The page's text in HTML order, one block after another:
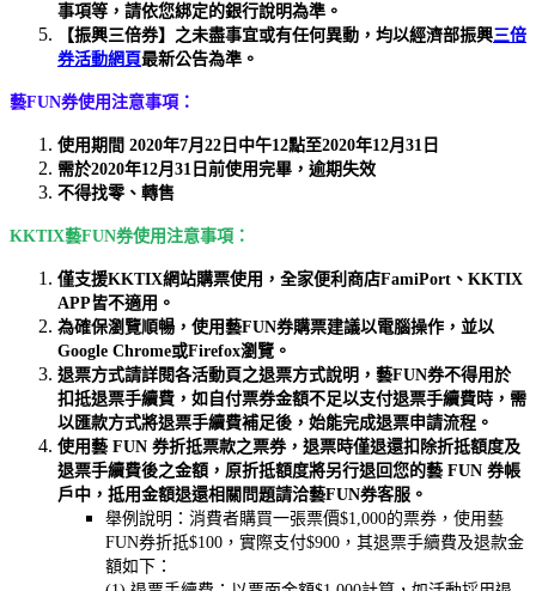
事項等，請依您綁定的銀行說明為準。
【振興三倍券】之未盡事宜或有任何異動，均以經濟部振興三倍
券活動網頁最新公告為準。
藝FUN券使用注意事項 ：
使用期間 2020年7月22日中午12點至2020年12月31日
需於2020年12月31日前使用完畢，逾期失效
不得找零、轉售
KKTIX藝FUN券使用注意事項：
僅支援KKTIX網站購票使用，全家便利商店FamiPort、KKTIX
APP皆不適用。
為確保瀏覽順暢，使用藝FUN券購票建議以電腦操作，並以
Google Chrome或Firefox瀏覽。
退票方式請詳閱各活動頁之退票方式說明，藝FUN券不得用於
扣抵退票手續費，如自付票券金額不足以支付退票手續費時，需
以匯款方式將退票手續費補足後，始能完成退票申請流程。
使用藝 FUN 券折抵票款之票券，退票時僅退還扣除折抵額度及
退票手續費後之金額，原折抵額度將另行退回您的藝 FUN 券帳
戶中，抵用金額退還相關問題請洽藝FUN券客服。
舉例說明：消費者購買一張票價$1,000的票券，使用藝
FUN券折抵$100，實際支付$900，其退票手續費及退款金
額如下：